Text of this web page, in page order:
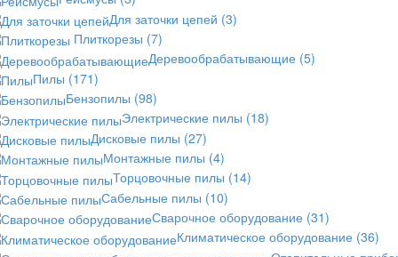
Для заточки цепей (3)
Плиткорезы (7)
Деревообрабатывающие (5)
Пилы (171)
Бензопилы (98)
Электрические пилы (18)
Дисковые пилы (27)
Монтажные пилы (4)
Торцовочные пилы (14)
Сабельные пилы (10)
Сварочное оборудование (31)
Климатическое оборудование (36)